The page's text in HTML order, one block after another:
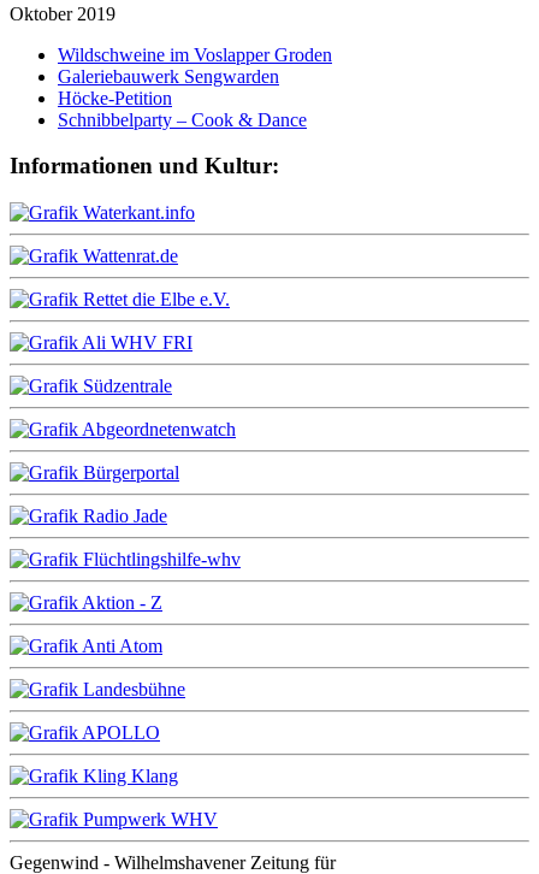
Oktober 2019
Wildschweine im Voslapper Groden
Galeriebauwerk Sengwarden
Höcke-Petition
Schnibbelparty – Cook & Dance
Informationen und Kultur:
Gegenwind - Wilhelmshavener Zeitung für